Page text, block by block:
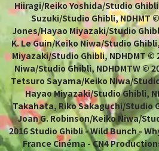
Hiiragi/Reiko Yoshida/Studio
Suzuki/Studio Ghibli, NDHMT
Jones/Hayao Miyazaki/Studio
K. Le Guin/Keiko Niwa/Studio
Miyazaki/Studio Ghibli, NDHDMT ©
Niwa/Studio Ghibli, NDHDMTW ©
Tetsuro Sayama/Keiko Niwa/
Hayao Miyazaki/Studio Ghibli,
Takahata, Riko Sakaguchi/Studio
Joan G. Robinson/Keiko Niwa/
2016 Studio Ghibli - Wild Bunch -
France Cinéma - CN4